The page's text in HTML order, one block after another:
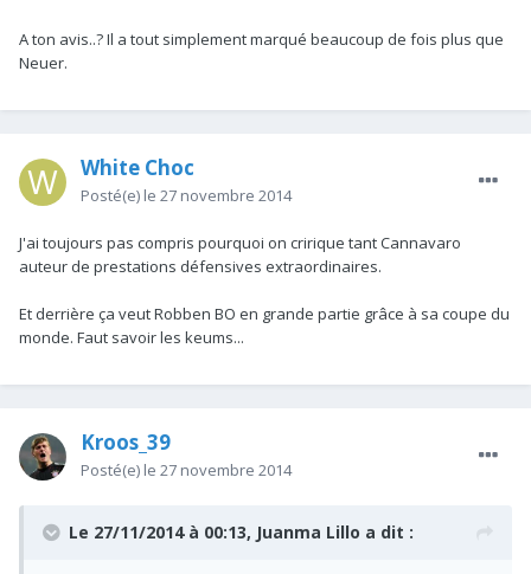
A ton avis..? Il a tout simplement marqué beaucoup de fois plus que
Neuer.
White Choc
Posté(e) le 27 novembre 2014
J'ai toujours pas compris pourquoi on cririque tant Cannavaro
auteur de prestations défensives extraordinaires.
Et derrière ça veut Robben BO en grande partie grâce à sa coupe du
monde. Faut savoir les keums...
Kroos_39
Posté(e) le 27 novembre 2014
Le 27/11/2014 à 00:13, Juanma Lillo a dit :